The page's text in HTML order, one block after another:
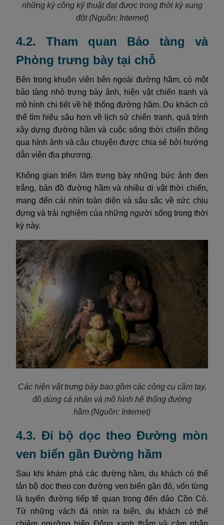
những kỳ công kỹ thuật đạt được trong thời kỳ xung
đột(Nguồn: Internet)
4.2. Tham quan Bảo tàng và
Phòng trưng bày tại chỗ
Bên trong khuôn viên bên ngoài đường hầm, có một
bảo tàng nhỏ trưng bày ảnh, hiện vật chiến tranh và
mô hình chi tiết về hệ thống đường hầm. Du khách có
thể tìm hiểu sâu hơn về lịch sử chiến tranh, quá trình
xây dựng đường hầm và cuộc sống thời chiến thông
qua hình ảnh và câu chuyện được chia sẻ bởi hướng
dẫn viên địa phương.
Không gian triển lãm trưng bày những bức ảnh đen
trắng, bản đồ đường hầm và nhiều di vật thời chiến,
mang đến cái nhìn toàn diện và sâu sắc về sức chịu
đựng và trải nghiệm của những người sống trong thời
kỳ này.
Các hiện vật trưng bày bao gồm các công cụ cầm tay,
đồ dùng cá nhân và mô hình hệ thống đường
hầm (Nguồn: Internet)
4.3. Đi bộ dọc theo Đường mòn
ven biển gần Đường hầm
Sau khi khám phá các đường hầm, du khách có thể
tản bộ dọc theo con đường ven biển gần đó, vốn từng
là tuyến đường tiếp tế quan trọng đến đảo Cồn Cỏ.
Từ những vách đá nhìn ra biển, du khách có thể